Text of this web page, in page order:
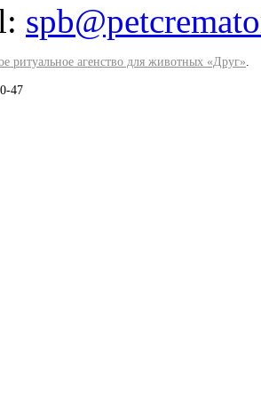
ритуальное агенство для животных «Друг»
47